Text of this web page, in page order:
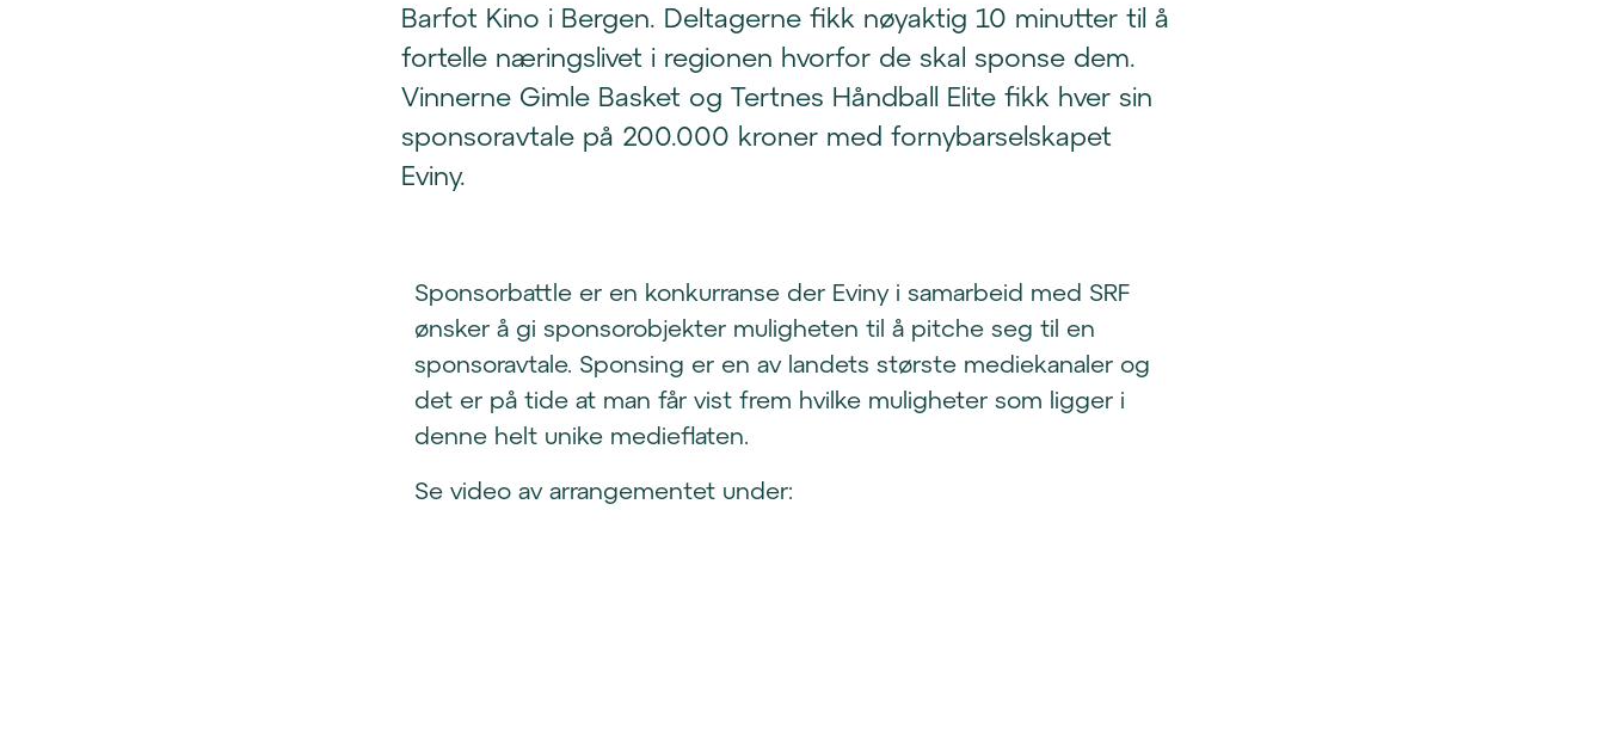
Barfot Kino i Bergen. Deltagerne fikk nøyaktig 10 minutter til å
fortelle næringslivet i regionen hvorfor de skal sponse dem.
Vinnerne Gimle Basket og Tertnes Håndball Elite fikk hver sin
sponsoravtale på 200.000 kroner med fornybarselskapet
Eviny.
Sponsorbattle er en konkurranse der Eviny i samarbeid med SRF
ønsker å gi sponsorobjekter muligheten til å pitche seg til en
sponsoravtale. Sponsing er en av landets største mediekanaler og
det er på tide at man får vist frem hvilke muligheter som ligger i
denne helt unike medieflaten.
Se video av arrangementet under: